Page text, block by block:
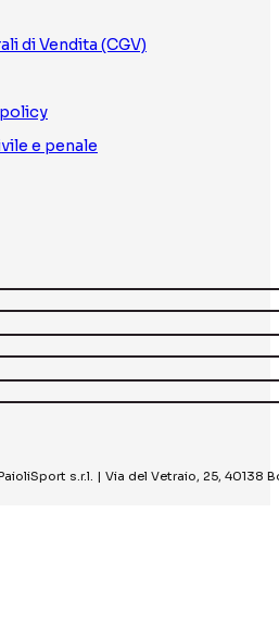
di Vendita (CGV)
e penale
s.r.l. | Via del Vetraio, 25, 40138